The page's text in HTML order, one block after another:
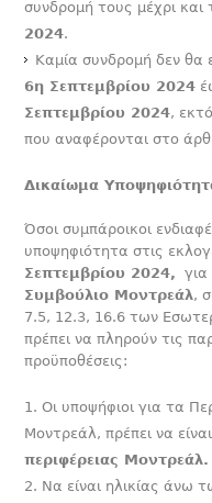
συνδρομή τους μέχρι και
2024.
Καμία συνδρομή δεν θα
6η Σεπτεμβρίου 2024
Σεπτεμβρίου 2024,
που αναφέρονται στο
Δικαίωμα
Όσοι συμπάροικοι
υποψηφιότητα στις
Σεπτεμβρίου 2024, για
Συμβούλιο Μοντρεάλ,
7.5, 12.3, 16.6 των
πρέπει να πληρούν τις
προϋποθέσεις:
Οι υποψήφιοι για τα
Μοντρεάλ, πρέπει να είναι
περιφέρειας Μοντρεάλ.
Να είναι ηλικίας άνω